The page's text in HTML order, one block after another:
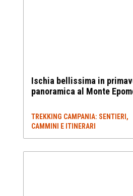
Ischia bellissima in
panoramica al Monte
TREKKING CAMPANIA: SENTIERI,
CAMMINI E ITINERARI